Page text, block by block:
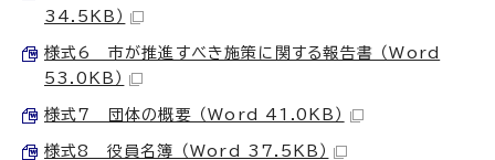
34.5KB）
様式6 市が推進すべき施策に関する報告書 （Word
53.0KB）
様式7 団体の概要 （Word 41.0KB）
様式8 役員名簿 （Word 37.5KB）